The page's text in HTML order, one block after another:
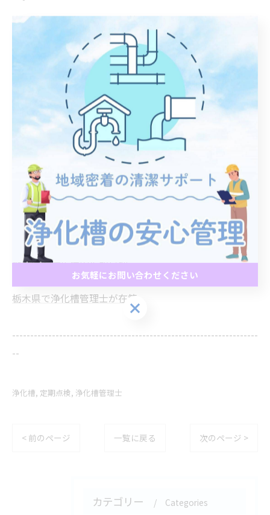
浄化槽から下水道への切り替え工事には30〜60万円程度
の費用がかかります。自治体の補助制度がある場合もあ
ります。ワン合同会社では切り替え工事にも対応してお
りますので、お気軽にご相談ください。
--------------------------------------------------------------------
栃木県宇都宮市茂原町1085-29
FAX番号 : 050-3142-9792
栃木県で浄化槽のお手入れ支援
栃木県で浄化槽の定期点検
栃木県で浄化槽管理士が在籍
--------------------------------------------------------------------
--
浄化槽 定期点検 浄化槽管理士
< 前のページ 一覧に戻る 次のページ >
カテゴリー Categories
お気軽にお問い合わせください
お気軽にお問い合わせください